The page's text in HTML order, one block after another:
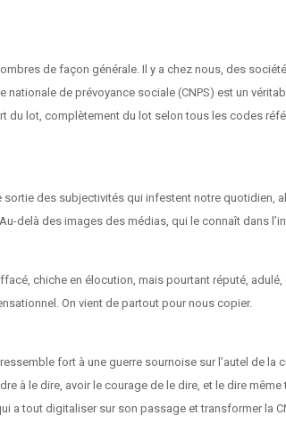
de façon générale. Il y a chez nous, des
de prévoyance sociale (CNPS) est un
du lot, complètement du lot selon tous les codes
des subjectivités qui infestent notre quotidien,
delà des images des médias, qui le connaît dans
chiche en élocution, mais pourtant réputé,
On vient de partout pour nous copier.
fort à une guerre sournoise sur l’autel de
à le dire, avoir le courage de le dire, et le dire
a tout digitaliser sur son passage et transformer la